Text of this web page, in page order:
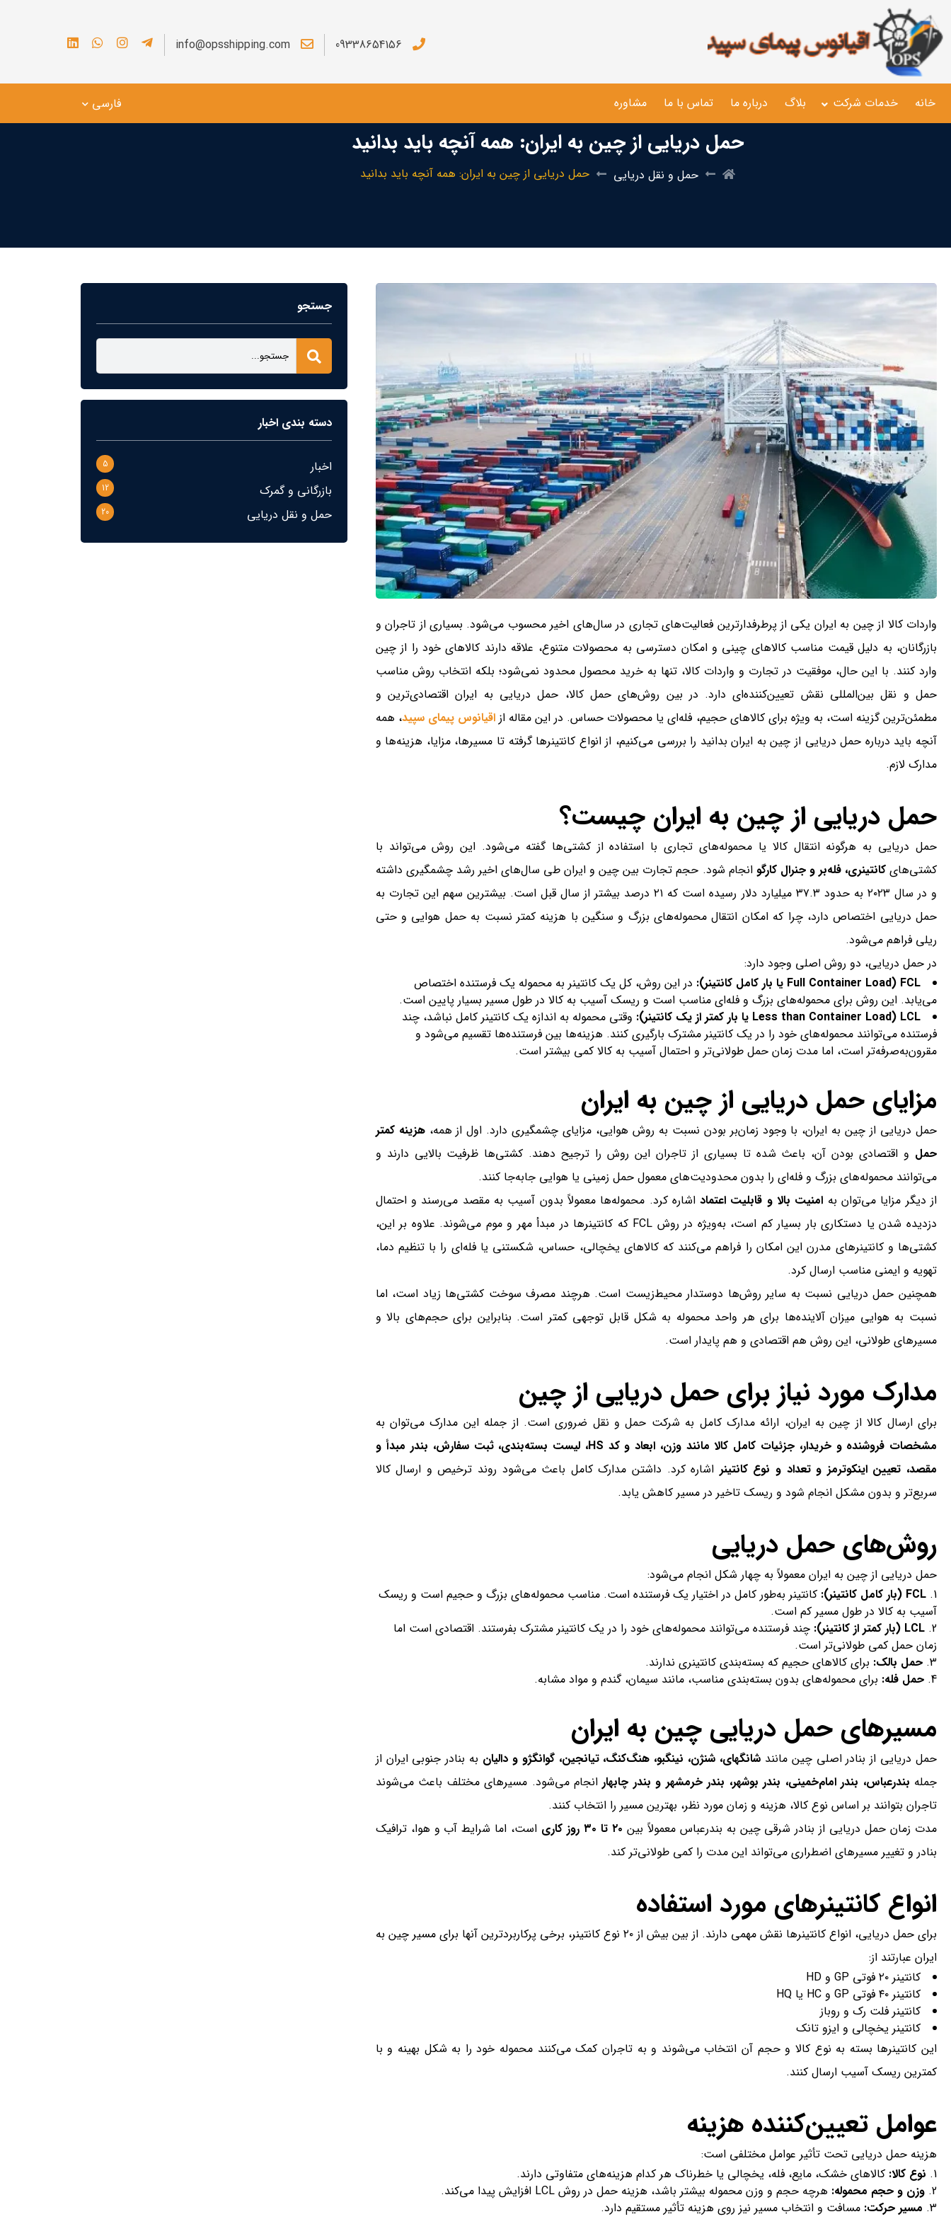
09338654156
info@opsshipping.com
خانه خدمات شرکت بلاگ درباره ما تماس با ما مشاوره فارسی
حمل دریایی از چین به ایران: همه آنچه باید بدانید
حمل و نقل دریایی حمل دریایی از چین به ایران: همه آنچه باید بدانید
واردات کالا از چین به ایران یکی از پرطرفدارترین فعالیت‌های تجاری در سال‌های اخیر محسوب می‌شود. بسیاری از تاجران و
بازرگانان، به دلیل قیمت مناسب کالاهای چینی و امکان دسترسی به محصولات متنوع، علاقه دارند کالاهای خود را از چین
وارد کنند. با این حال، موفقیت در تجارت و واردات کالا، تنها به خرید محصول محدود نمی‌شود؛ بلکه انتخاب روش مناسب
حمل و نقل بین‌المللی نقش تعیین‌کننده‌ای دارد. در بین روش‌های حمل کالا، حمل دریایی به ایران اقتصادی‌ترین و
مطمئن‌ترین گزینه است، به ویژه برای کالاهای حجیم، فله‌ای یا محصولات حساس. در این مقاله ازاقیانوس پیمای سپید، همه
آنچه باید درباره حمل دریایی از چین به ایران بدانید را بررسی می‌کنیم، از انواع کانتینرها گرفته تا مسیرها، مزایا، هزینه‌ها و
مدارک لازم.
حمل دریایی از چین به ایران چیست؟
حمل دریایی به هرگونه انتقال کالا یا محموله‌های تجاری با استفاده از کشتی‌ها گفته می‌شود. این روش می‌تواند با
کشتی‌هایکانتینری، فله‌بر و جنرال کارگو انجام شود. حجم تجارت بین چین و ایران طی سال‌های اخیر رشد چشمگیری داشته
و در سال ۲۰۲۳ به حدود ۳۷.۳ میلیارد دلار رسیده است که ۲۱ درصد بیشتر از سال قبل است. بیشترین سهم این تجارت به
حمل دریایی اختصاص دارد، چرا که امکان انتقال محموله‌های بزرگ و سنگین با هزینه کمتر نسبت به حمل هوایی و حتی
ریلی فراهم می‌شود.
در حمل دریایی، دو روش اصلی وجود دارد:
FCL (Full Container Load یا بار کامل کانتینر):
در این روش، کل یک کانتینر به محموله یک فرستنده اختصاص
می‌یابد. این روش برای محموله‌های بزرگ و فله‌ای مناسب است و ریسک آسیب به کالا در طول مسیر بسیار پایین است.
LCL (Less than Container Load یا بار کمتر از یک کانتینر):
وقتی محموله به اندازه یک کانتینر کامل نباشد، چند
فرستنده می‌توانند محموله‌های خود را در یک کانتینر مشترک بارگیری کنند. هزینه‌ها بین فرستنده‌ها تقسیم می‌شود و
مقرون‌به‌صرفه‌تر است، اما مدت زمان حمل طولانی‌تر و احتمال آسیب به کالا کمی بیشتر است.
مزایای حمل دریایی از چین به ایران
حمل دریایی از چین به ایران، با وجود زمان‌بر بودن نسبت به روش هوایی، مزایای چشمگیری دارد. اول از همه،هزینه کمتر
حمل و اقتصادی بودن آن، باعث شده تا بسیاری از تاجران این روش را ترجیح دهند. کشتی‌ها ظرفیت بالایی دارند و
می‌توانند محموله‌های بزرگ و فله‌ای را بدون محدودیت‌های معمول حمل زمینی یا هوایی جا‌به‌جا کنند.
از دیگر مزایا می‌توان به امنیت بالا و قابلیت اعتماداشاره کرد. محموله‌ها معمولاً بدون آسیب به مقصد می‌رسند و احتمال
دزدیده شدن یا دستکاری بار بسیار کم است، به‌ویژه در روش FCL که کانتینرها در مبدأ مهر و موم می‌شوند. علاوه بر این،
کشتی‌ها و کانتینرهای مدرن این امکان را فراهم می‌کنند که کالاهای یخچالی، حساس، شکستنی یا فله‌ای را با تنظیم دما،
تهویه و ایمنی مناسب ارسال کرد.
همچنین حمل دریایی نسبت به سایر روش‌ها دوستدار محیط‌زیست است. هرچند مصرف سوخت کشتی‌ها زیاد است، اما
نسبت به هوایی میزان آلاینده‌ها برای هر واحد محموله به شکل قابل توجهی کمتر است. بنابراین برای حجم‌های بالا و
مسیرهای طولانی، این روش هم اقتصادی و هم پایدار است.
مدارک مورد نیاز برای حمل دریایی از چین
برای ارسال کالا از چین به ایران، ارائه مدارک کامل به شرکت حمل و نقل ضروری است. از جمله این مدارک می‌توان به
مشخصات فروشنده و خریدار، جزئیات کامل کالا مانند وزن، ابعاد و کد HS، لیست بسته‌بندی، ثبت سفارش، بندر مبدأ و
مقصد، تعیین اینکوترمز و تعداد و نوع کانتینر اشاره کرد. داشتن مدارک کامل باعث می‌شود روند ترخیص و ارسال کالا
سریع‌تر و بدون مشکل انجام شود و ریسک تاخیر در مسیر کاهش یابد.
روش‌های حمل دریایی
حمل دریایی از چین به ایران معمولاً به چهار شکل انجام می‌شود:
FCL (بار کامل کانتینر):
کانتینر به‌طور کامل در اختیار یک فرستنده است. مناسب محموله‌های بزرگ و حجیم است و ریسک
آسیب به کالا در طول مسیر کم است.
LCL (بار کمتر از کانتینر):
چند فرستنده می‌توانند محموله‌های خود را در یک کانتینر مشترک بفرستند. اقتصادی است اما
زمان حمل کمی طولانی‌تر است.
حمل بالک: برای کالاهای حجیم که بسته‌بندی کانتینری ندارند.
حمل فله: برای محموله‌های بدون بسته‌بندی مناسب، مانند سیمان، گندم و مواد مشابه.
مسیرهای حمل دریایی چین به ایران
حمل دریایی از بنادر اصلی چین مانند شانگهای، شنژن، نینگبو، هنگ‌کنگ، تیانجین، گوانگژو و دالیان به بنادر جنوبی ایران از
جمله بندرعباس، بندر امام‌خمینی، بندر بوشهر، بندر خرمشهر و بندر چابهارانجام می‌شود. مسیرهای مختلف باعث می‌شوند
تاجران بتوانند بر اساس نوع کالا، هزینه و زمان مورد نظر، بهترین مسیر را انتخاب کنند.
مدت زمان حمل دریایی از بنادر شرقی چین به بندرعباس معمولاً بین ۲۰ تا ۳۰ روز کاری
است، اما شرایط آب و هوا، ترافیک
بنادر و تغییر مسیرهای اضطراری می‌تواند این مدت را کمی طولانی‌تر کند.
انواع کانتینرهای مورد استفاده
برای حمل دریایی، انواع کانتینرها نقش مهمی دارند. از بین بیش از ۲۰ نوع کانتینر، برخی پرکاربردترین آنها برای مسیر چین به
ایران عبارتند از:
کانتینر ۲۰ فوتی GP و HD
کانتینر ۴۰ فوتی GP و HC یا HQ
کانتینر فلت رک و روباز
کانتینر یخچالی و ایزو تانک
این کانتینرها بسته به نوع کالا و حجم آن انتخاب می‌شوند و به تاجران کمک می‌کنند محموله خود را به شکل بهینه و با
کمترین ریسک آسیب ارسال کنند.
عوامل تعیین‌کننده هزینه
هزینه حمل دریایی تحت تأثیر عوامل مختلفی است:
نوع کالا: کالاهای خشک، مایع، فله، یخچالی یا خطرناک هر کدام هزینه‌های متفاوتی دارند.
وزن و حجم محموله: هرچه حجم و وزن محموله بیشتر باشد، هزینه حمل در روش LCL افزایش پیدا می‌کند.
مسیر حرکت: مسافت و انتخاب مسیر نیز روی هزینه تأثیر مستقیم دارد.
جستجو
دسته بندی اخبار
اخبار 5
بازرگانی و گمرک 12
حمل و نقل دریایی 20